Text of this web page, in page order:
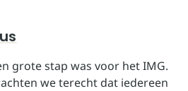
grote stap was voor het IMG.
we terecht dat iedereen